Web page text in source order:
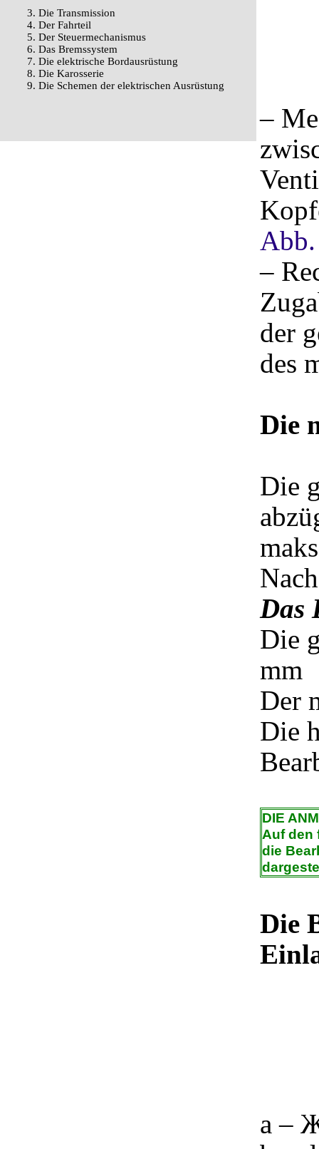
3. Die Transmission
4. Der Fahrteil
5. Der Steuermechanismus
6. Das Bremssystem
7. Die elektrische Bordausrüstung
8. Die Karosserie
9. Die Schemen der elektrischen Ausrüstung
–
–
der
des
Die
Die
Das
Die
mm
Der
Die
DIE
Auf den
die
Die
a –